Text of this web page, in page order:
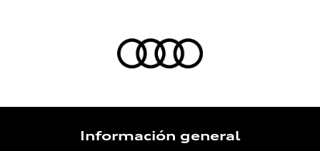
Información general